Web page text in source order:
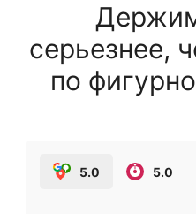
серьезнее,
по
5.0 5.0